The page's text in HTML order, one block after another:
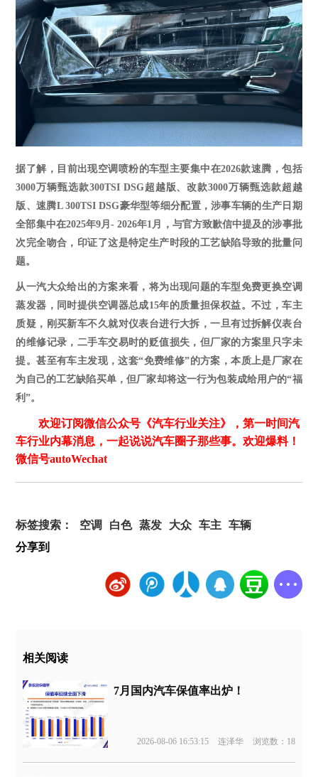
据了解，目前出现空调喷粉的车型主要集中在2026款速腾，包括
3000万辆甄选款300TSI DSG超越版、改款3000万辆甄选款超越
版、速腾L 300TSI DSG豪华型等细分配置，涉事车辆的生产日期
全部集中在2025年9月- 2026年1月，与官方致歉信中提及的涉事批
次完全吻合，印证了这是特定生产时段的工艺缺陷导致的批量问
题。
从一汽大众给出的方案来看，将为出现问题的车型免费更换空调
蒸发器 ，同时提供空调器总成15年的质量担保权益。不过，车主
质疑，刚买新车不久就对仪表台进行大拆，一旦有过拆解仪表台
的维修记录，二手车交易时的贬值损失， 但厂家的方案里只字未
提。甚至有车主发现，这套“免费维修”的方案，本质上是厂家在
为自己的工艺缺陷买单，但厂家却将这一行为包装成给用户的“福
利”。
欢迎订阅微信公众号《汽车行业关注》，第一时间汽
车行业内幕消息，一起说说汽车圈子那些事。欢迎爆料！
微信号autoWechat
标签搜索： 空调 白色 蒸发 大众 车主
车辆
分享到
相关阅读
7月国内汽车保值率出炉！
2026-08-06 16:53:15 连泽华 浏览数：18